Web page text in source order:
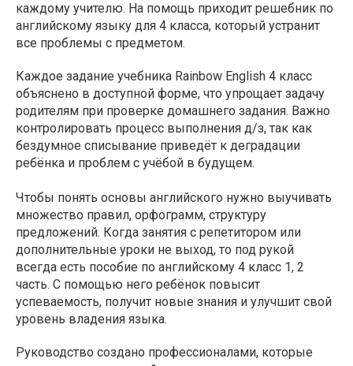
каждому учителю. На помощь приходит решебник по
английскому языку для 4 класса, который устранит
все проблемы с предметом.
Каждое задание учебника Rainbow English 4 класс
объяснено в доступной форме, что упрощает задачу
родителям при проверке домашнего задания. Важно
контролировать процесс выполнения д/з, так как
бездумное списывание приведёт к деградации
ребёнка и проблем с учёбой в будущем.
Чтобы понять основы английского нужно выучивать
множество правил, орфограмм, структуру
предложений. Когда занятия с репетитором или
дополнительные уроки не выход, то под рукой
всегда есть пособие по английскому 4 класс 1, 2
часть. С помощью него ребёнок повысит
успеваемость, получит новые знания и улучшит свой
уровень владения языка.
Руководство создано профессионалами, которые